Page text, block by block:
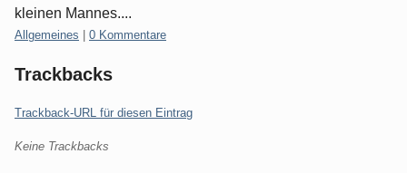
kleinen Mannes....
Kategorien:
Allgemeines 0 Kommentare
Trackbacks
Trackback-URL für diesen Eintrag
Keine Trackbacks